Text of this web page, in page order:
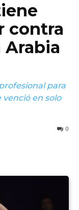
contra
Arabia
para
en solo
0